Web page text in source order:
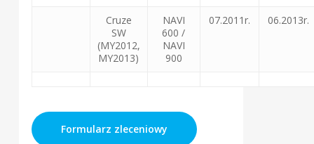
Cruze
SW
(MY2012,
MY2013)
NAVI
600 /
NAVI
900
07.2011r. 06.2013r.
Formularz zleceniowy